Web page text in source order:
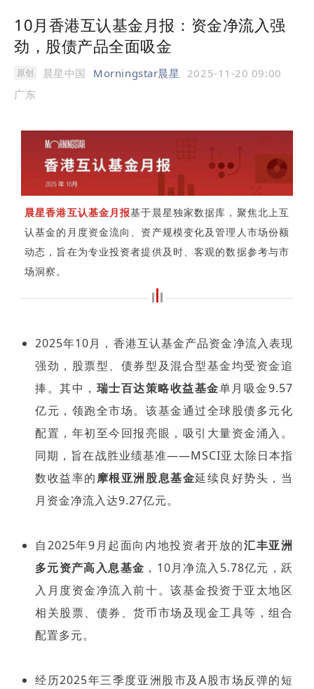
10月香港互认基金月报：资金净流入强
劲，股债产品全面吸金
原创 晨星中国 Morningstar晨星
2025-11-20 09:00
广东
晨星香港互认基金月报基于晨星独家数据库，聚焦北上互
认基金的月度资金流向、资产规模变化及管理人市场份额
动态，旨在为专业投资者提供及时、客观的数据参考与市
场洞察。
2025年10月，香港互认基金产品资金净流入表现
强劲，股票型、债券型及混合型基金均受资金追
捧。其中， 瑞士百达策略收益基金单月吸金9.57
亿元，领跑全市场。该基金通过全球股债多元化
配置，年初至今回报亮眼，吸引大量资金涌入。
同期，旨在战胜业绩基准——MSCI亚太除日本指
数收益率的摩根亚洲股息基金延续良好势头，当
月资金净流入达9.27亿元。
自2025年9月起面向内地投资者开放的汇丰亚洲
多元资产高入息基金 ，10月净流入5.78亿元，跃
入月度资金净流入前十。该基金投资于亚太地区
相关股票、债券、货币市场及现金工具等，组合
配置多元。
经历2025年三季度亚洲股市及A股市场反弹的短